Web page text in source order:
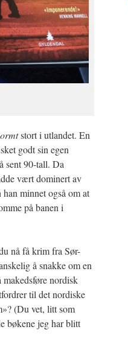
stort i utlandet. En
godt sin egen
sent 90-tall. Da
vært dominert av
minnet også om at
på banen i
nå få krim fra Sør-
å snakke om en
nordisk
til det nordiske
(Du vet, litt som
bøkene jeg har blitt